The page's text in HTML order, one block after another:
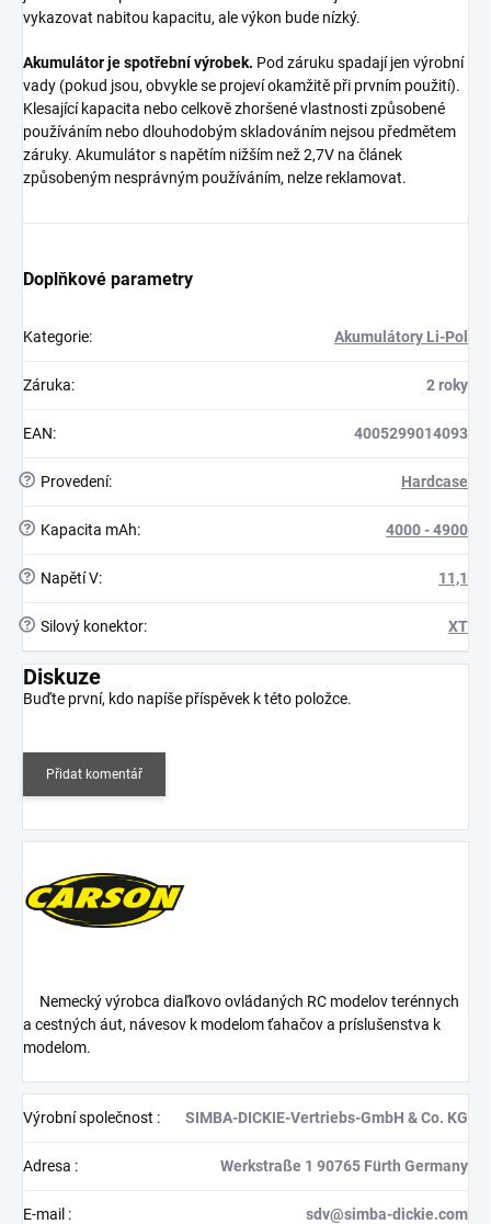
vykazovat nabitou kapacitu, ale výkon bude nízký.
Akumulátor je spotřební výrobek. Pod záruku spadají jen výrobní
vady (pokud jsou, obvykle se projeví okamžitě při prvním použití).
Klesající kapacita nebo celkově zhoršené vlastnosti způsobené
používáním nebo dlouhodobým skladováním nejsou předmětem
záruky. Akumulátor s napětím nižším než 2,7V na článek
způsobeným nesprávným používáním, nelze reklamovat.
Doplňkové parametry
Kategorie: Akumulátory Li-Pol
Záruka: 2 roky
EAN: 4005299014093
? Provedení: Hardcase
? Kapacita mAh: 4000 - 4900
? Napětí V: 11,1
? Silový konektor: XT
Diskuze
Buďte první, kdo napíše příspěvek k této položce.
Přidat komentář
Nemecký výrobca diaľkovo ovládaných RC modelov terénnych
a cestných áut, návesov k modelom ťahačov a príslušenstva k
modelom.
Výrobní společnost : SIMBA-DICKIE-Vertriebs-GmbH & Co. KG
Adresa : Werkstraße 1 90765 Fürth Germany
E-mail : sdv@simba-dickie.com